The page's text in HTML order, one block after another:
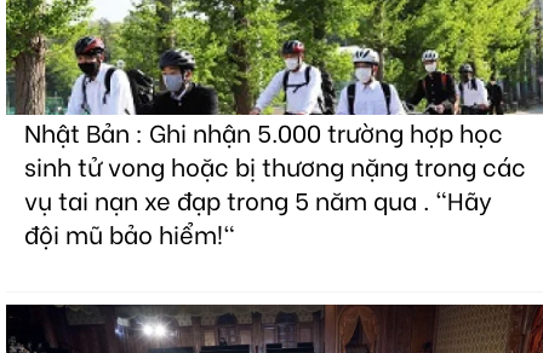
Nhật Bản : Ghi nhận 5.000 trường hợp học
sinh tử vong hoặc bị thương nặng trong các
vụ tai nạn xe đạp trong 5 năm qua . "Hãy
đội mũ bảo hiểm!"